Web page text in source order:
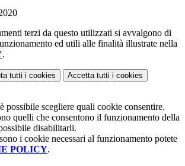
terzi da questo utilizzati si avvalgono di
ed utili alle finalità illustrate nella
.
tutti i cookies Accetta tutti i cookies
possibile scegliere quali cookie consentire.
quelli che consentono il funzionamento della
disabilitarli.
i cookie necessari al funzionamento potete
POLICY.